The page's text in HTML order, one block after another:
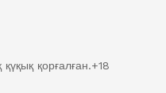
қорғалған.+18